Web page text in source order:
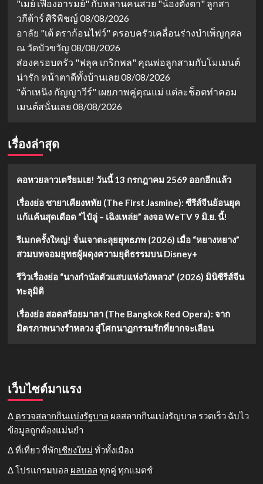
"เมย์ เฟื่องอารมย์" กับหลานคนสวย "น้องตั้งตา" ลูกสา
วกีต้าร์ ศิริพิชญ์ 08/08/2026
อาลัย "เต้ ดราก้อนไฟว์" ครอบครัวเคลื่อนร่างบำเพ็ญกุศล
ณ วัดบัวขวัญ 08/08/2026
ส่องครอบครัว "ฟลุค เกริกพล" คุณพ่อลูกสามกับโมเมนต์
น่ารัก หน้าตาดีทั้งบ้านเลย 08/08/2026
"ต้าเหนิง กัญญาวีร์" เผยภาพคู่คุณแม่ แต่ละช็อตทำคอม
เมนต์สนั่นเลย 08/08/2026
เรื่องล่าสุด
คอหวยลาวเตรียมเฮ! วันนี้ 13 กรกฎาคม 2569 ออกอีกแล้ว
เรื่องย่อ ชายาเคียงหทัย (The First Jasmine): ซีรีส์จีนย้อนยุค
แก้แค้นสุดเดือด “ไป๋ลู่ – เฉิงเหล่ย” ลงจอ WeTV 9 มิ.ย. นี้!
รีเมกครั้งใหญ่! จั่นเจาตะลุยยุทธภพ (2026) เมื่อ “หยางหยาง”
สวมบทจอมยุทธผู้ผดุงความยุติธรรมบน Disney+
รีวิวเรื่องย่อ “นางกำนัลตัวแสบแห่งวังหลวง” (2026) มินิซีรีส์จีน
ทะลุมิติ
เรื่องย่อ สอดสร้อยมาลา (The Bangkok Red Opera): จาก
มิตรภาพนางรำหลวง สู่โศกนาฏกรรมรักที่ยากจะเลือน
เว็บไซต์มาแรง
Δ ตรวจสลากกินแบ่งรัฐบาล ผลสลากกินแบ่งรัญบาล รวดเร็ว ฉับไว
ข้อมูลถูกต้องแม่นยำ
Δ ที่เที่ยว ที่พักเชียงใหม่ ทั่วทั้งเมือง
Δ โปรแกรมบอล ผลบอล ทุกคู่ ทุกแมตช์